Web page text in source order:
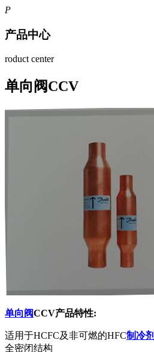
P
产品中心
roduct center
单向阀CCV
单向阀CCV产品特性:
适用于HCFC及非可燃的HFC制冷剂
全密闭结构